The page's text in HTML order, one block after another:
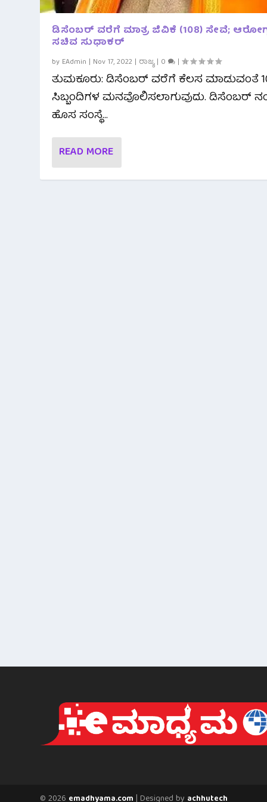
ಡಿಸೆಂಬರ್ ವರೆಗೆ ಮಾತ್ರ ಜಿವಿಕೆ (108) ಸೇವೆ;
ಸಚಿವ ಸುಧಾಕರ್
by EAdmin | Nov 17, 2022 | ರಾಜ್ಯ| 0 |
ತುಮಕೂರು: ಡಿಸೆಂಬರ್ ವರೆಗೆ ಕೆಲಸ ಮಾಡುವಂತೆ
ಸಿಬ್ಬಂದಿಗಳ ಮನವೊಲಿಸಲಾಗುವುದು. ಡಿಸೆಂಬರ್
ಹೊಸ ಸಂಸ್ಥೆ...
READ MORE
© 2026 emadhyama.com | Designed by achhutech